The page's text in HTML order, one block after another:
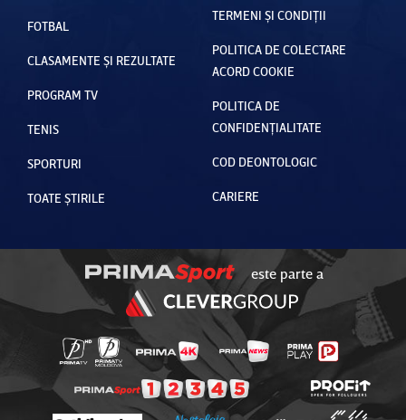
FOTBAL
CLASAMENTE ȘI REZULTATE
PROGRAM TV
TENIS
SPORTURI
TOATE ȘTIRILE
TERMENI ȘI CONDIȚII
POLITICA DE COLECTARE
ACORD COOKIE
POLITICA DE
CONFIDENȚIALITATE
COD DEONTOLOGIC
CARIERE
este parte a